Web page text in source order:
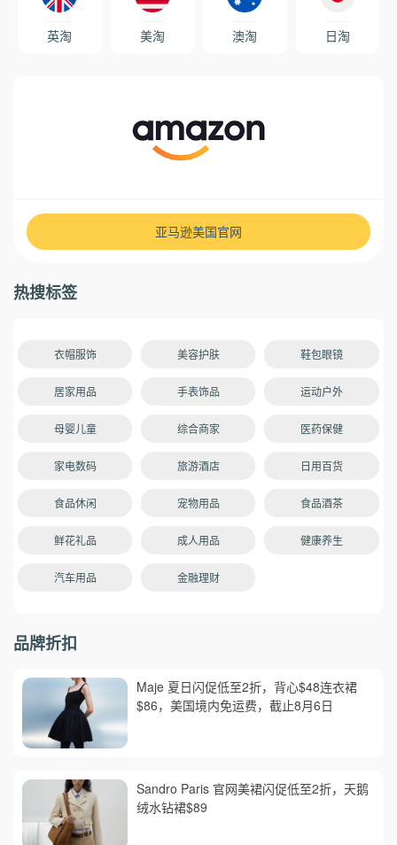
英淘 美淘 澳淘 日淘
亚马逊美国官网
热搜标签
衣帽服饰 美容护肤 鞋包眼镜
居家用品 手表饰品 运动户外
母婴儿童 综合商家 医药保健
家电数码 旅游酒店 日用百货
食品休闲 宠物用品 食品酒茶
鲜花礼品 成人用品 健康养生
汽车用品 金融理财
品牌折扣
Maje 夏日闪促低至2折，背心$48连衣裙
$86，美国境内免运费，截止8月6日
Sandro Paris 官网美裙闪促低至2折，天鹅
绒水钻裙$89